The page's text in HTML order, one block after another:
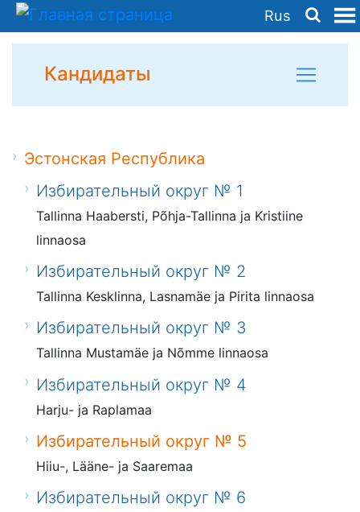
Rus
Кандидаты
Эстонская Республика
Избирательный округ № 1
Tallinna Haabersti, Põhja-Tallinna ja Kristiine
linnaosa
Избирательный округ № 2
Tallinna Kesklinna, Lasnamäe ja Pirita linnaosa
Избирательный округ № 3
Tallinna Mustamäe ja Nõmme linnaosa
Избирательный округ № 4
Harju- ja Raplamaa
Избирательный округ № 5
Hiiu-, Lääne- ja Saaremaa
Избирательный округ № 6